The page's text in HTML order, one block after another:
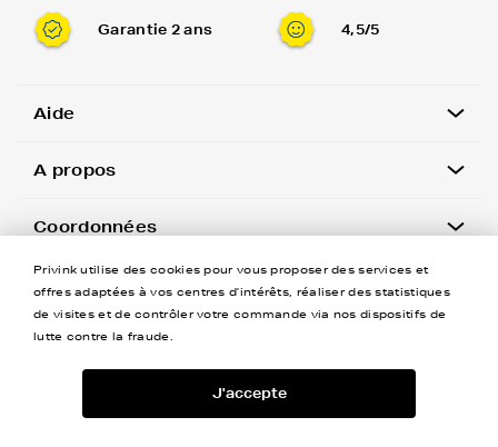
Garantie 2 ans 4,5/5
Aide
A propos
Coordonnées
Newsletter
Privink utilise des cookies pour vous proposer des services et
offres adaptées à vos centres d'intérêts, réaliser des statistiques
de visites et de contrôler votre commande via nos dispositifs de
lutte contre la fraude.
J'accepte